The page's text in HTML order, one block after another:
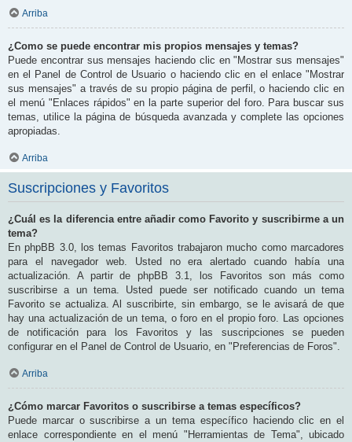
Arriba
¿Como se puede encontrar mis propios mensajes y temas?
Puede encontrar sus mensajes haciendo clic en "Mostrar sus mensajes"
en el Panel de Control de Usuario o haciendo clic en el enlace "Mostrar
sus mensajes" a través de su propio página de perfil, o haciendo clic en
el menú "Enlaces rápidos" en la parte superior del foro. Para buscar sus
temas, utilice la página de búsqueda avanzada y complete las opciones
apropiadas.
Arriba
Suscripciones y Favoritos
¿Cuál es la diferencia entre añadir como Favorito y suscribirme a un
tema?
En phpBB 3.0, los temas Favoritos trabajaron mucho como marcadores
para el navegador web. Usted no era alertado cuando había una
actualización. A partir de phpBB 3.1, los Favoritos son más como
suscribirse a un tema. Usted puede ser notificado cuando un tema
Favorito se actualiza. Al suscribirte, sin embargo, se le avisará de que
hay una actualización de un tema, o foro en el propio foro. Las opciones
de notificación para los Favoritos y las suscripciones se pueden
configurar en el Panel de Control de Usuario, en "Preferencias de Foros".
Arriba
¿Cómo marcar Favoritos o suscribirse a temas específicos?
Puede marcar o suscribirse a un tema específico haciendo clic en el
enlace correspondiente en el menú "Herramientas de Tema", ubicado